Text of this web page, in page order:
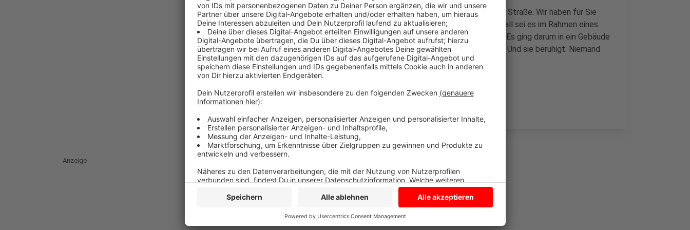
Über WhatsApp berichteten Sie außerdem von Polizeiautos in der Straße. Wir haben für Sie
nachgefragt, was da los gewesen ist. Die Polizei sagt: Zu dem Knall sei es im Rahmen eines
Einsatzes gekommen. Ein Spezialeinsatzkommando war beteiligt. Es ging darum in ein Gebäude
zu gelangen. Die Polizei betont: Der Einsatz sei geplant gewesen. Und sie beruhigt: Niemand
wurde verletzt.
Anzeige